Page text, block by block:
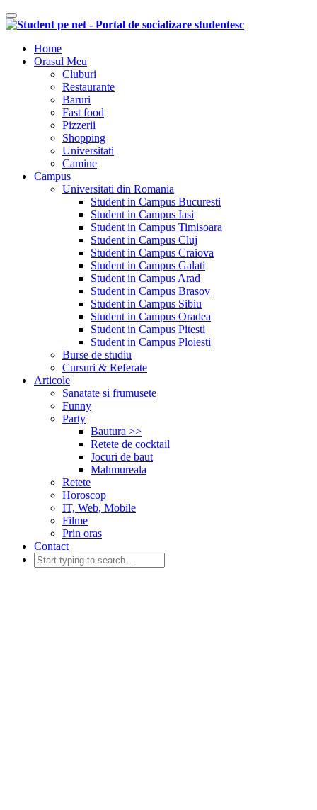
Comutare navigare
Home
Orasul Meu
Cluburi
Restaurante
Baruri
Fast food
Pizzerii
Shopping
Universitati
Camine
Campus
Universitati din Romania
Student in Campus Bucuresti
Student in Campus Iasi
Student in Campus Timisoara
Student in Campus Cluj
Student in Campus Craiova
Student in Campus Galati
Student in Campus Arad
Student in Campus Brasov
Student in Campus Sibiu
Student in Campus Oradea
Student in Campus Pitesti
Student in Campus Ploiesti
Burse de studiu
Cursuri & Referate
Articole
Sanatate si frumusete
Funny
Party
Bautura >>
Retete de cocktail
Jocuri de baut
Mahmureala
Retete
Horoscop
IT, Web, Mobile
Filme
Prin oras
Contact